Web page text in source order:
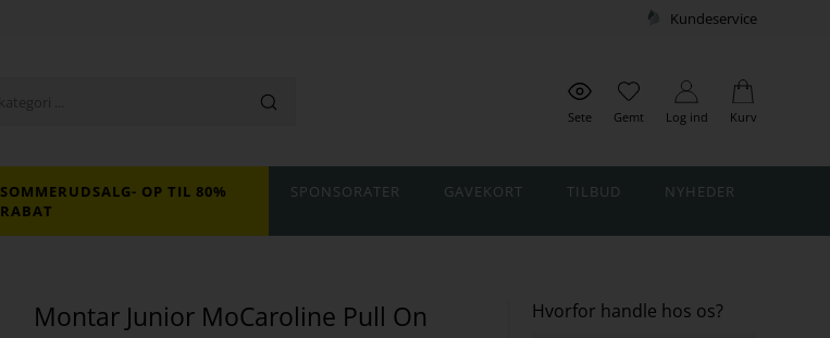
Kundeservice
Sete Gemt Log ind Kurv
SOMMERUDSALG- OP TIL 80%
RABAT
SPONSORATER GAVEKORT TILBUD NYHEDER
Montar Junior MoCaroline Pull On Hvorfor handle hos os?